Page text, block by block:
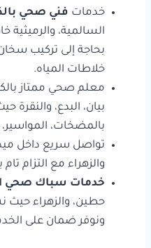
خدمات فني صحي
السالمية، والرميثية
بحاجة إلى تركيب
خلاطات المياه.
بيان، البدع،
بالمضخات،
تواصل سريع داخل
والزهراء مع التزام
خدمات سباك صحي
حطين، والزهراء حيث
ونوفر ضمان على